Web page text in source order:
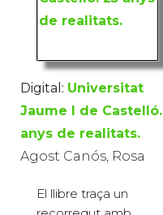
Digital: Universitat
Jaume I de
anys de realitats.
Agost Canós, Rosa
El llibre traça un